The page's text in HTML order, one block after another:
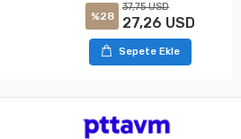
%28
37,75 USD
27,26 USD
Sepete Ekle